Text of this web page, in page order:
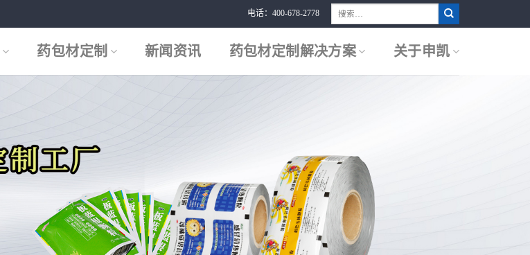
电话：400-678-2778
药包材定制 新闻资讯 药包材定制解决方案 关于申凯